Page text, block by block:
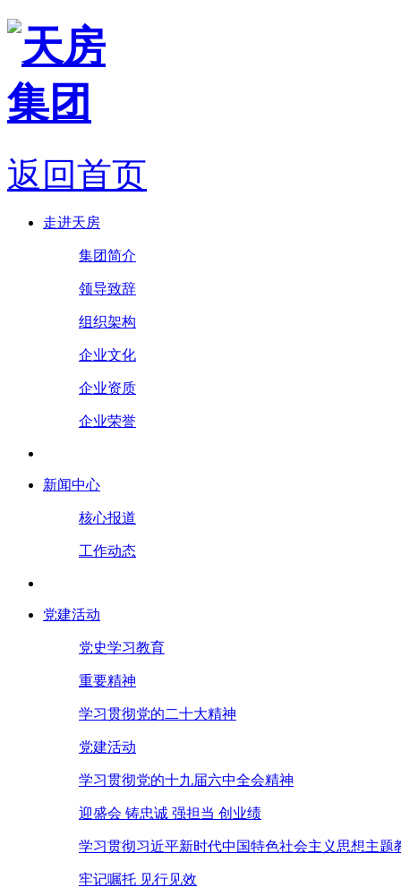
返回首页
走进天房
集团简介
领导致辞
组织架构
企业文化
企业资质
企业荣誉
新闻中心
核心报道
工作动态
党建活动
党史学习教育
重要精神
学习贯彻党的二十大精神
党建活动
学习贯彻党的十九届六中全会精神
迎盛会 铸忠诚 强担当 创业绩
学习贯彻习近平新时代中国特色社会主义思想主题
牢记嘱托 见行见效